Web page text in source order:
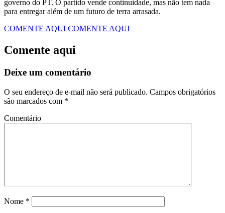
governo do PT. O partido vende continuidade, mas não tem nada
para entregar além de um futuro de terra arrasada.
COMENTE AQUI COMENTE AQUI
Comente aqui
Deixe um comentário
O seu endereço de e-mail não será publicado. Campos obrigatórios
são marcados com *
Comentário
Nome *